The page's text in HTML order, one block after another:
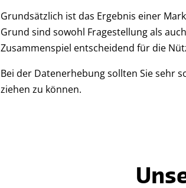
Grundsätzlich ist das Ergebnis einer
Grund sind sowohl Fragestellung als
Zusammenspiel entscheidend für die
Bei der Datenerhebung sollten Sie sehr
ziehen zu können.